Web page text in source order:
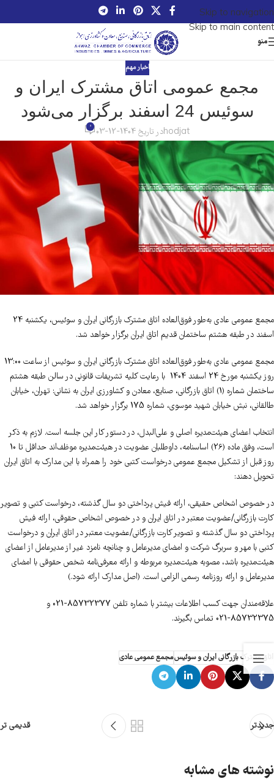
Skip to navigation
Skip to main content
منو
اخبار مهم
مجمع عمومی اتاق مشترک ایران و
سوئیس 24 اسفند برگزار می‌شود
hodjatدر تاریخ 1404-12-03 0
مجمع عمومی عادی به‌طور فوق‌العاده اتاق مشترک بازرگانی ایران و سوئیس، یکشنبه 24
اسفند در طبقه هشتم ساختمان قدیم اتاق ایران برگزار خواهد شد.
مجمع عمومی عادی به‌طور فوق‌العاده اتاق مشترک بازرگانی ایران و سوئیس از ساعت 13:00
روز یکشنبه مورخ 24 اسفند 1404 با رعایت کلیه تشریفات قانونی در سالن طبقه هشتم
ساختمان شماره (1) اتاق بازرگانی، صنایع، معادن و کشاورزی ایران به نشانی: تهران، خیابان
طالقانی، نبش خیابان شهید موسوی، شماره 175 برگزار خواهد شد.
انتخاب اعضای هیئت‌مدیره اصلی و علی‌البدل، در دستور کار این جلسه است. لازم به ذکر
است، وفق ماده (26) اساسنامه، داوطلبان عضویت در هیئت‌مدیره موظف‌اند حداقل تا 10
روز قبل از تشکیل مجمع عمومی درخواست کتبی خود را همراه با این مدارک به اتاق ایران
تحویل دهند:
در خصوص اشخاص حقیقی، ارائه فیش پرداختی دو سال گذشته، درخواست کتبی و تصویر
کارت بازرگانی/عضویت معتبر در اتاق ایران و در خصوص اشخاص حقوقی، ارائه فیش
پرداختی دو سال گذشته و تصویر کارت بازرگانی/عضویت معتبر در اتاق ایران و درخواست
کتبی با مهر و سربرگ شرکت و امضای مدیرعامل و چنانچه نامزد غیر از مدیرعامل از اعضای
هیئت‌مدیره باشد، مصوبه هیئت‌مدیره مربوطه و ارائه معرفی‌نامه شخص حقوقی با امضای
مدیرعامل و ارائه روزنامه رسمی الزامی است. (اصل مدارک ارائه شود.)
علاقه‌مندان جهت کسب اطلاعات بیشتر با شماره تلفن 85732377-021 و
85732375-021 تماس بگیرند.
اتاق مشترک بازرگانی ایران و سوئیسمجمع عمومی عادی
جدیدتر قدیمی تر
نوشته های مشابه